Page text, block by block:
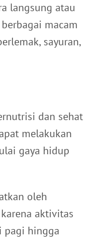
langsung atau
macam
sayuran,
dan sehat
melakukan
gaya hidup
oleh
aktivitas
pagi hingga